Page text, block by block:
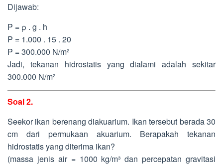
Dijawab:
P = ρ . g . h
P = 1.000 . 15 . 20
P = 300.000 N/m²
Jadi, tekanan hidrostatis yang dialami adalah sekitar
300.000 N/m²
Soal 2.
Seekor ikan berenang diakuarium. Ikan tersebut berada 30
cm dari permukaan akuarium. Berapakah tekanan
hidrostatis yang diterima ikan?
(massa jenis air = 1000 kg/m³ dan percepatan gravitasi